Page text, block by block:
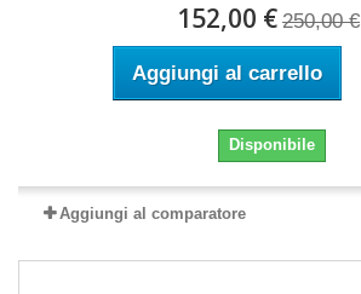
152,00 € 250,00 €
Aggiungi al carrello
Disponibile
Aggiungi al comparatore